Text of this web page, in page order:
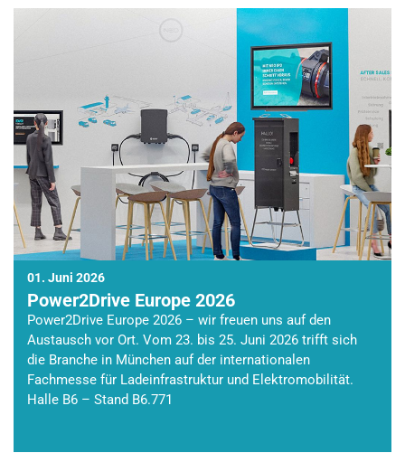
01. Juni 2026
Power2Drive Europe 2026
Power2Drive Europe 2026 – wir freuen uns auf den
Austausch vor Ort. Vom 23. bis 25. Juni 2026 trifft sich
die Branche in München auf der internationalen
Fachmesse für Ladeinfrastruktur und Elektromobilität.
Halle B6 – Stand B6.771